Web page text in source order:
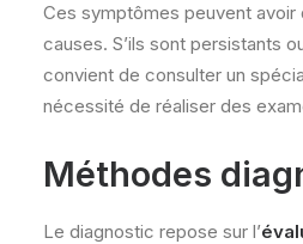
Ces symptômes peuvent avoir
causes. S’ils sont persistants
convient de consulter un
nécessité de réaliser des
Méthodes
Le diagnostic repose sur l’